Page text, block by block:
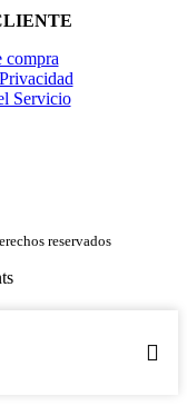
compra
Servicio
reservados